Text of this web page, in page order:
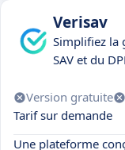
Verisav
Simplifiez la
SAV et du
Version gratuite
Tarif sur demande
Une plateforme